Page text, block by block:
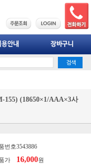
155) (18650×1/AAA×3사
번호3543886
가
16,000원